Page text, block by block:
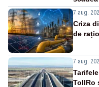
7 aug.
Criza
de
7 aug.
TollRo